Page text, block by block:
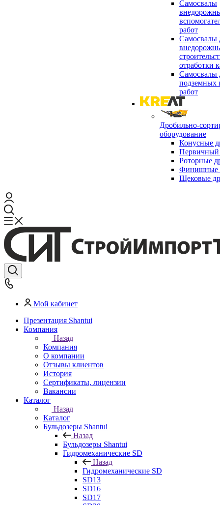
Самосвалы
работ
Самосвалы
отработки
Самосвалы
подземных
работ
Дробильно-
оборудование
Конусные
Первичный
Роторные
Финишные
Щековые
Мой кабинет
Презентация Shantui
Компания
Назад
Компания
О компании
Отзывы клиентов
История
Сертификаты, лицензии
Вакансии
Каталог
Назад
Каталог
Бульдозеры Shantui
Назад
Бульдозеры Shantui
Гидромеханические SD
Назад
Гидромеханические SD
SD13
SD16
SD17